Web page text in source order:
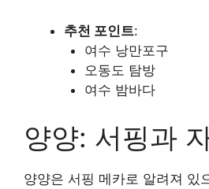
추천 포인트:
여수 낭만포구
오동도 탐방
여수 밤바다
양양: 서핑과
양양은 서핑 메카로 알려져 있